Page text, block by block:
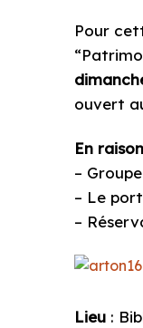
Pour
ouvert
En
–
– Le
–
Lieu :